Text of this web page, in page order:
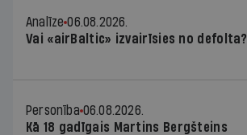
Analīze 06.08.2026.
Vai «airBaltic» izvairīsies no defolta?
Personība 06.08.2026.
Kā 18 gadīgais Martins Bergšteins